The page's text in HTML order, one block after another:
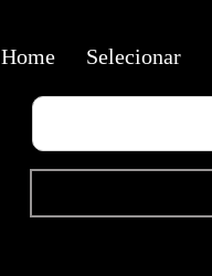
Home Selecionar